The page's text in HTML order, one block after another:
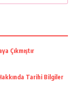
Çıkmıştır
Tarihi Bilgiler